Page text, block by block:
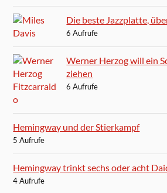
Die beste Jazzplatte,
6 Aufrufe
Werner Herzog will ein
ziehen
6 Aufrufe
Hemingway und der Stierkampf
5 Aufrufe
Hemingway trinkt sechs oder acht
4 Aufrufe